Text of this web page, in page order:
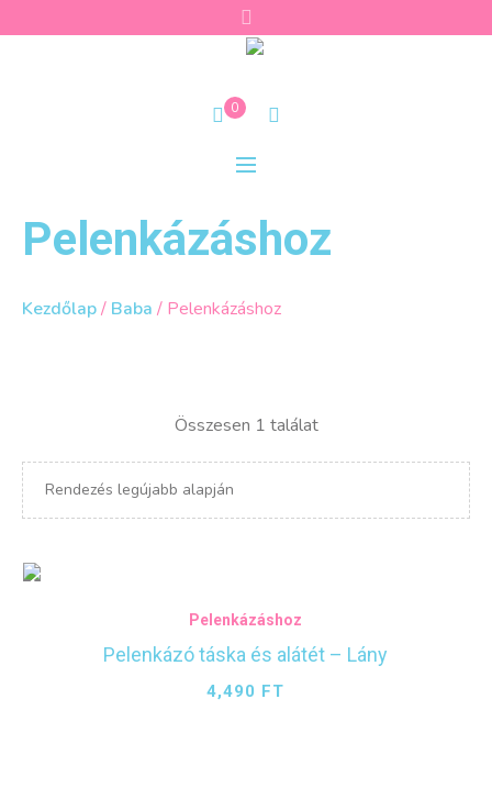
0
Pelenkázáshoz
Kezdőlap/ Baba / Pelenkázáshoz
Összesen 1 találat
Pelenkázáshoz
Pelenkázó táska és alátét – Lány
4,490 FT